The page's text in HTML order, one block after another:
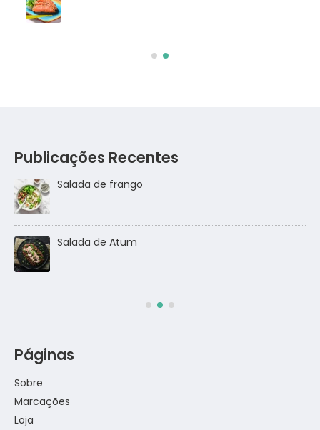
Publicações Recentes
Salada de frango
Salada de Atum
Páginas
Sobre
Marcações
Loja